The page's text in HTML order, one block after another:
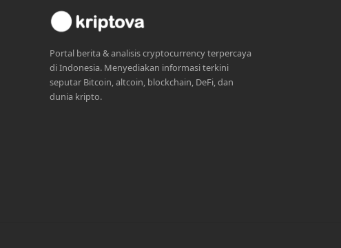
Portal berita & analisis cryptocurrency terpercaya
di Indonesia. Menyediakan informasi terkini
seputar Bitcoin, altcoin, blockchain, DeFi, dan
dunia kripto.